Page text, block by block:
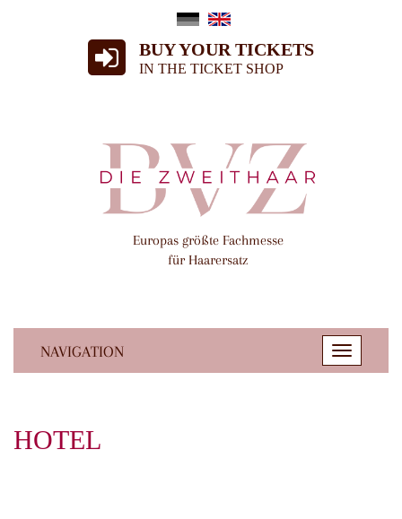
BUY YOUR TICKETS
IN THE TICKET SHOP
Europas größte Fachmesse
für Haarersatz
NAVIGATION
Toggle
HOTEL